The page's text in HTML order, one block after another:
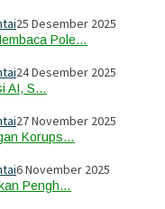
25 Desember 2025
Pole…
24 Desember 2025
AI, S…
27 November 2025
Korups…
6 November 2025
Pengh…